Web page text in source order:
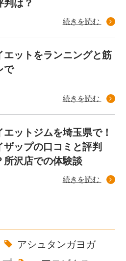
判は？
続きを読む
エットをランニングと筋
で
続きを読む
エットジムを埼玉県で！
ザップの口コミと評判
所沢店での体験談
続きを読む
アシュタンガヨガ